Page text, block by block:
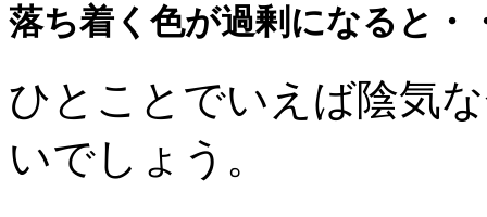
落ち着く色が過剰になると・
ひとことでいえば陰気
いでしょう。